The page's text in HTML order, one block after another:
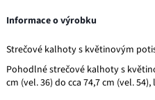
Informace o výrobku
Strečové kalhoty s květinovým
Pohodlné strečové kalhoty s
cm (vel. 36) do cca 74,7 cm (vel.